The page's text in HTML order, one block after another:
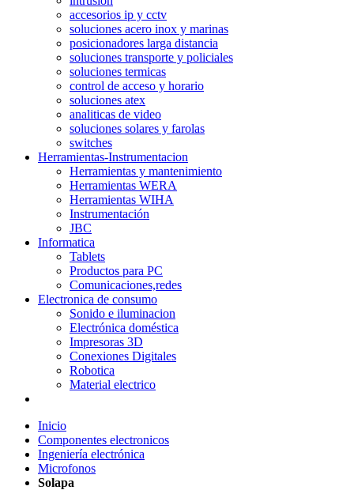
accesorios ip y cctv
soluciones acero inox y marinas
posicionadores larga distancia
soluciones transporte y policiales
soluciones termicas
control de acceso y horario
soluciones atex
analiticas de video
soluciones solares y farolas
switches
Herramientas-Instrumentacion
Herramientas y mantenimiento
Herramientas WERA
Herramientas WIHA
Instrumentación
JBC
Informatica
Tablets
Productos para PC
Comunicaciones,redes
Electronica de consumo
Sonido e iluminacion
Electrónica doméstica
Impresoras 3D
Conexiones Digitales
Robotica
Material electrico
Inicio
Componentes electronicos
Ingeniería electrónica
Microfonos
Solapa